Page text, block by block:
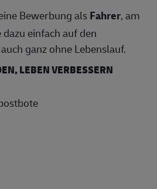
Bewerbung alsFahrer, am
dazu einfach auf den
ganz ohne Lebenslauf.
LEBEN VERBESSERN